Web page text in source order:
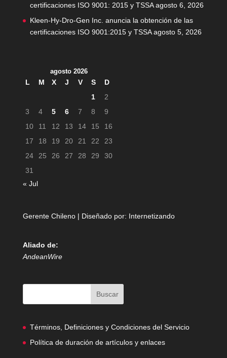
certificaciones ISO 9001: 2015 y TSSA agosto 6, 2026
Kleen-Hy-Dro-Gen Inc. anuncia la obtención de las
certificaciones ISO 9001:2015 y TSSA agosto 5, 2026
agosto 2026
L M X J V S
D
1
2
3
4 5 6 7 8
9
10
11 12 13 14 15
16
17
18 19 20 21 22
23
24
25 26 27 28 29
30
31
« Jul
Gerente Chileno | Diseñado por: Internetizando
Aliado de:
AndeanWire
Términos, Definiciones y Condiciones del Servicio
Política de duración de artículos y enlaces